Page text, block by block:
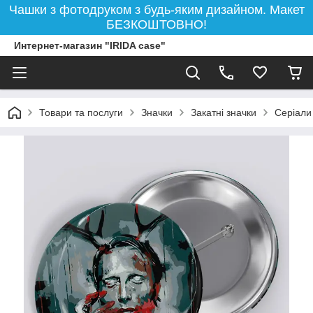
Чашки з фотодруком з будь-яким дизайном. Макет
БЕЗКОШТОВНО!
Интернет-магазин "IRIDA case"
Товари та послуги Значки Закатні значки Серіали